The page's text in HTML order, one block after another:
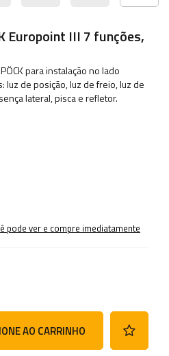
Europoint III 7 funções,
para instalação no lado
luz de posição, luz de freio, luz de
lateral, pisca e refletor.
pode ver e compre imediatamente
AO CARRINHO